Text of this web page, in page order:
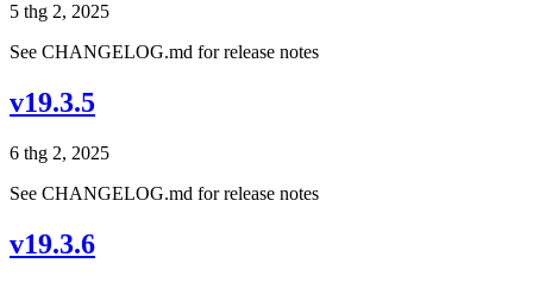
5 thg 2, 2025
See CHANGELOG.md for release notes
v19.3.5
6 thg 2, 2025
See CHANGELOG.md for release notes
v19.3.6